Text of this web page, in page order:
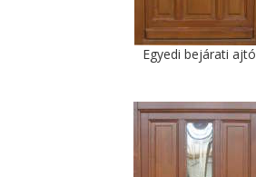
Egyedi bejárati ajtó